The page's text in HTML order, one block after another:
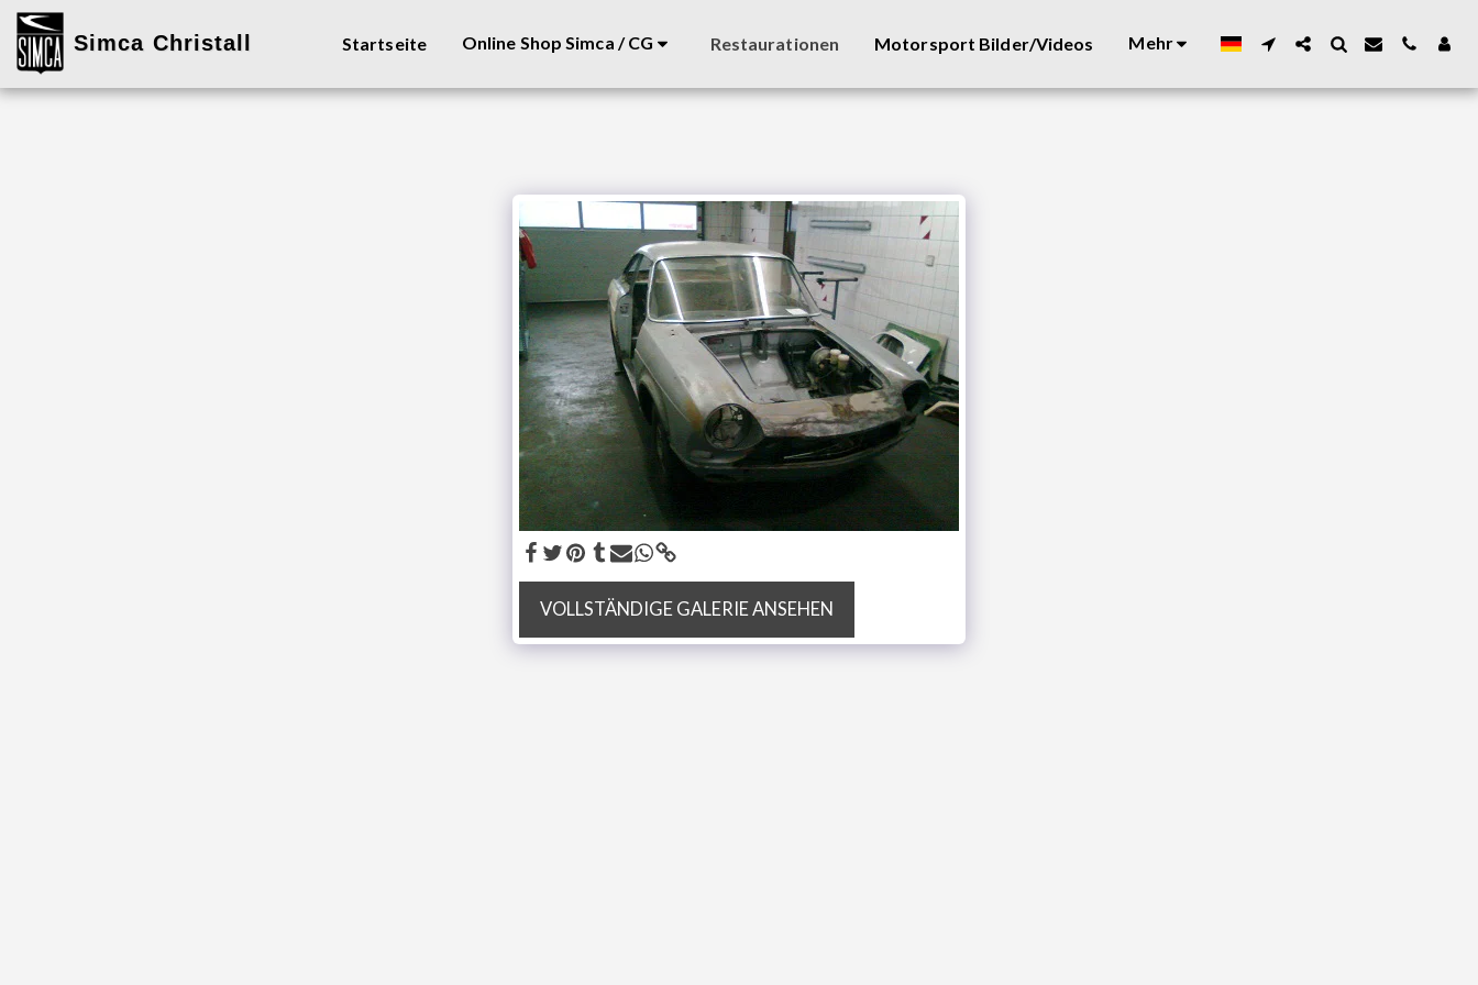
Simca Christall Startseite Online Shop Simca / CG Restaurationen Motorsport Bilder/Videos Mehr
VOLLSTÄNDIGE GALERIE ANSEHEN